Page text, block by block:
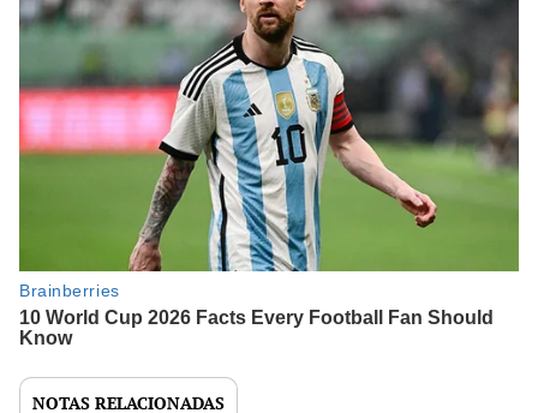
NOTAS RELACIONADAS